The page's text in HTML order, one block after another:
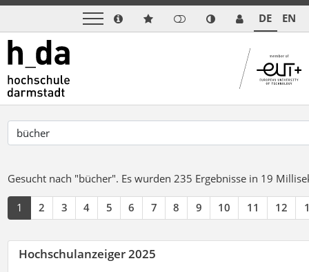
DE EN
Gesucht nach "bücher". Es wurden 235 Ergebnisse in 19
1 2 3 4 5 6 7 8 9 10 11 12
Hochschulanzeiger 2025